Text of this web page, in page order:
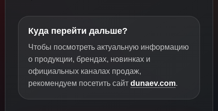
Куда перейти дальше?
Чтобы посмотреть актуальную информацию
о продукции, брендах, новинках и
официальных каналах продаж,
рекомендуем посетить сайт dunaev.com.